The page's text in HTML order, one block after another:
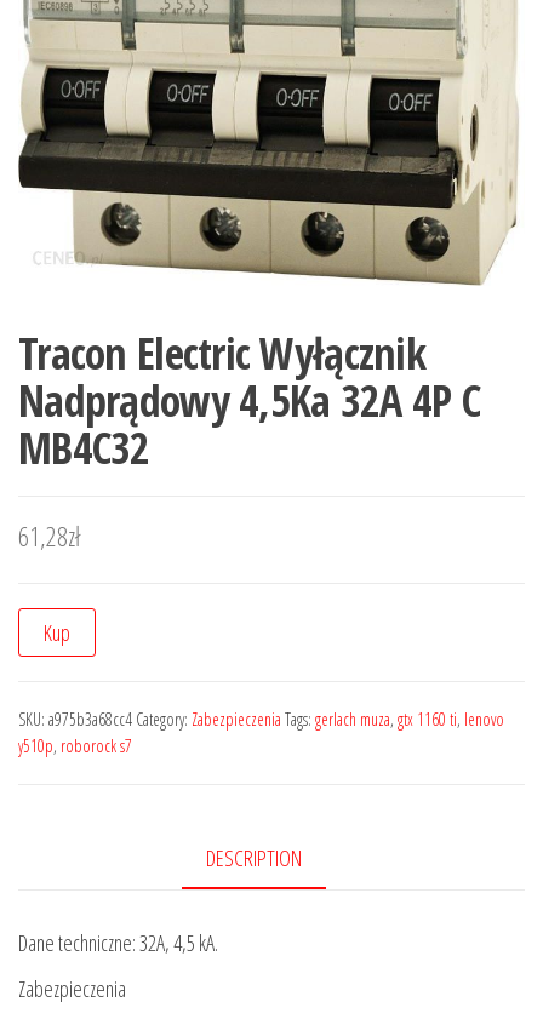
Tracon Electric Wyłącznik
Nadprądowy 4,5Ka 32A 4P C
MB4C32
61,28zł
Kup
SKU: a975b3a68cc4 Category: Zabezpieczenia Tags: gerlach muza, gtx 1160 ti, lenovo
y510p, roborock s7
DESCRIPTION
Dane techniczne: 32A, 4,5 kA.
Zabezpieczenia